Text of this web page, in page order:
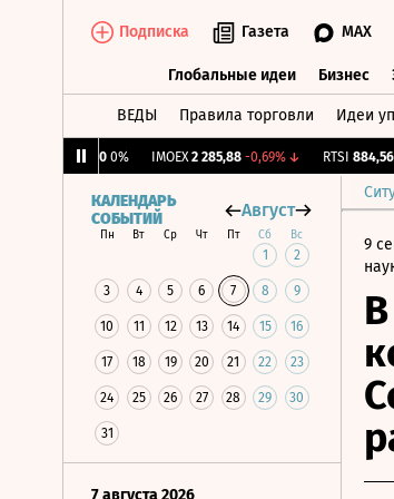
Подписка Газета MAX
Глобальные идеи Бизнес
ВЕДЫ Правила торговли Идеи
0% IMOEX 2 285,88 -0,69%↓ RTSI 884,56 -
КАЛЕНДАРЬ
СОБЫТИЙ
Август
Пн Вт Ср Чт Пт Сб Вс
1 2
3 4 5 6 7 8 9
10 11 12 13 14 15 16
17 18 19 20 21 22 23
24 25 26 27 28 29 30
31
7 августа 2026
9